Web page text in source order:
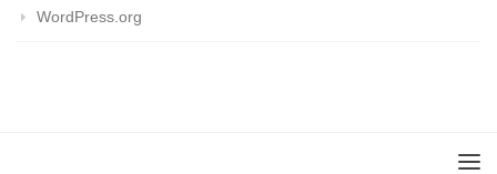
WordPress.org